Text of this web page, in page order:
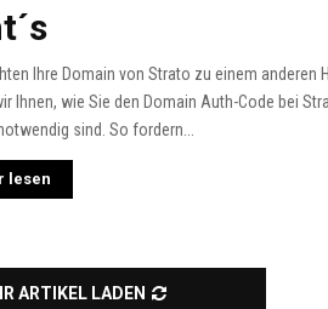
Ihre Domain von Strato zu einem anderen
Ihnen, wie Sie den Domain Auth-Code bei
sind. So fordern...
lesen
ARTIKEL LADEN